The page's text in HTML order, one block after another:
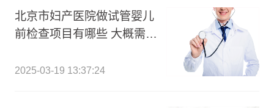
北京市妇产医院做试管婴儿
前检查项目有哪些 大概需要
2025-03-19 13:37:24